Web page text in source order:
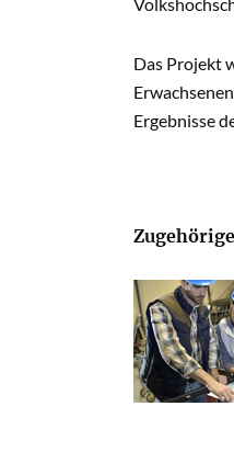
Das Projekt
Ergebnisse